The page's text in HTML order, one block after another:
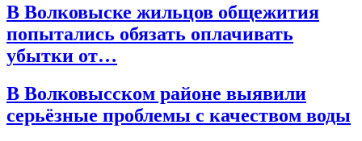
В Волковыске жильцов общежития
попытались обязать оплачивать
убытки от…
В Волковысском районе выявили
серьёзные проблемы с качеством воды